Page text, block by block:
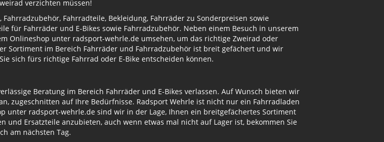
verzichten müssen!
Fahrradteile, Bekleidung, Fahrräder zu Sonderpreisen sowie
für Fahrräder und E-Bikes sowie Fahrradzubehör. Neben einem Besuch in unserem
Onlineshop unter radsport-wehrle.de umsehen, um das richtige Zweirad oder
Sortiment im Bereich Fahrräder und Fahrradzubehör ist breit gefächert und wir
sich fürs richtige Fahrrad oder E-Bike entscheiden können.
Beratung im Bereich Fahrräder und E-Bikes verlassen. Auf Wunsch bieten wir
zugeschnitten auf Ihre Bedürfnisse. Radsport Wehrle ist nicht nur ein Fahrradladen
unter radsport-wehrle.de sind wir in der Lage, Ihnen ein breitgefächertes Sortiment
Ersatzteile anzubieten, auch wenn etwas mal nicht auf Lager ist, bekommen Sie
am nächsten Tag.